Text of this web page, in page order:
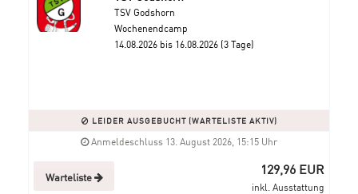
TSV Godshorn
Wochenendcamp
14.08.2026 bis 16.08.2026 (3 Tage)
LEIDER AUSGEBUCHT (WARTELISTE AKTIV)
Anmeldeschluss 13. August 2026, 15:15 Uhr
Warteliste 129,96 EUR
inkl. Ausstattung